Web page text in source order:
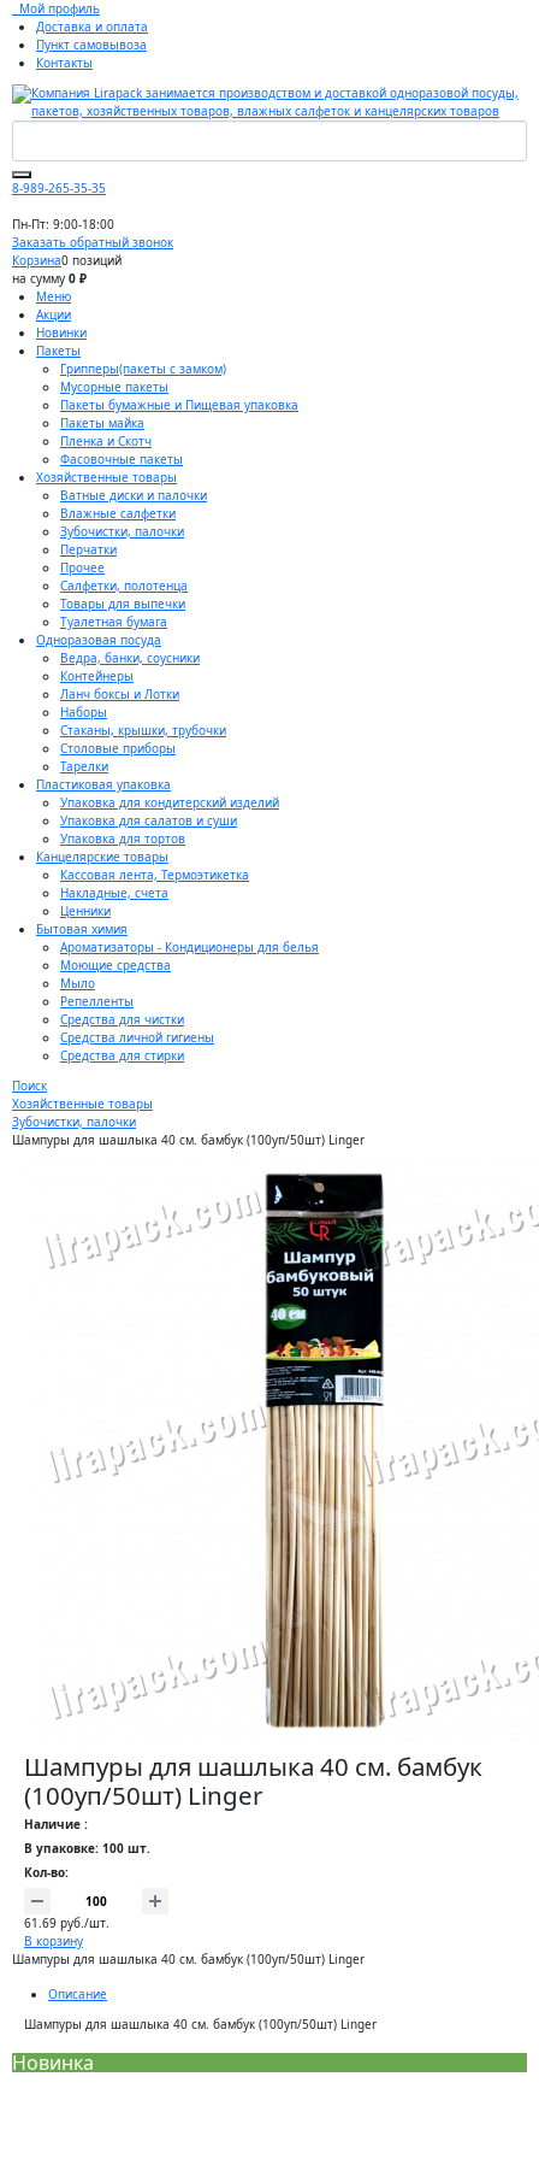
Мой профиль
Доставка и оплата
Пункт самовывоза
Контакты
8-989-265-35-35
Пн-Пт: 9:00-18:00
Заказать обратный звонок
Корзина0 позиций
на сумму 0 ₽
Меню
Акции
Новинки
Пакеты
Грипперы(пакеты с замком)
Мусорные пакеты
Пакеты бумажные и Пищевая упаковка
Пакеты майка
Пленка и Скотч
Фасовочные пакеты
Хозяйственные товары
Ватные диски и палочки
Влажные салфетки
Зубочистки, палочки
Перчатки
Прочее
Салфетки, полотенца
Товары для выпечки
Туалетная бумага
Одноразовая посуда
Ведра, банки, соусники
Контейнеры
Ланч боксы и Лотки
Наборы
Стаканы, крышки, трубочки
Столовые приборы
Тарелки
Пластиковая упаковка
Упаковка для кондитерский изделий
Упаковка для салатов и суши
Упаковка для тортов
Канцелярские товары
Кассовая лента, Термоэтикетка
Накладные, счета
Ценники
Бытовая химия
Ароматизаторы - Кондиционеры для белья
Моющие средства
Мыло
Репелленты
Средства для чистки
Средства личной гигиены
Средства для стирки
Поиск
Хозяйственные товары
Зубочистки, палочки
Шампуры для шашлыка 40 см. бамбук (100уп/50шт) Linger
Шампуры для шашлыка 40 см. бамбук
(100уп/50шт) Linger
Наличие :
В упаковке: 100 шт.
Кол-во:
61.69 руб./шт.
В корзину
Шампуры для шашлыка 40 см. бамбук (100уп/50шт) Linger
Описание
Шампуры для шашлыка 40 см. бамбук (100уп/50шт) Linger
Новинка